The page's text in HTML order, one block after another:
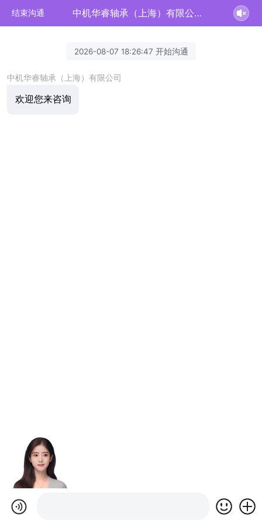
结束沟通 中机华睿轴承（上海）有限公司正在为您服务
2026-08-07 18:26:47 开始沟通
中机华睿轴承（上海）有限公司
欢迎您来咨询